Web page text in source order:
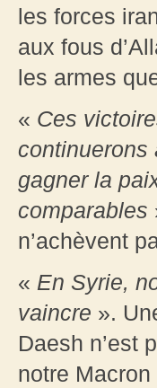
les forces
aux fous
les armes
« Ces
gagner la
comparables
n’achèvent
« En Syrie,
vaincre ».
Daesh n’est
notre